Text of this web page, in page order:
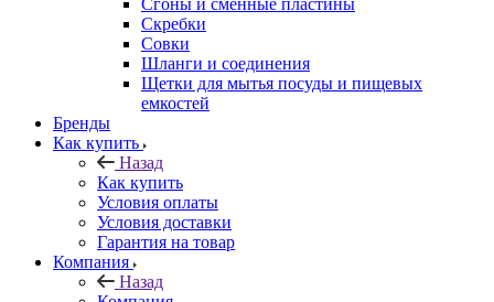
Сгоны и сменные пластины
Скребки
Совки
Шланги и соединения
Щетки для мытья посуды и пищевых
емкостей
Бренды
Как купить
Назад
Как купить
Условия оплаты
Условия доставки
Гарантия на товар
Компания
Назад